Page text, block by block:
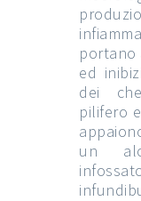
portano
ed
dei
pilifero
un